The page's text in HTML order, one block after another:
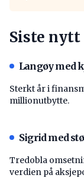
Siste nytt
Langøy med
Sterkt år i
millionutbytte.
Sigrid med
Tredobla
verdien på